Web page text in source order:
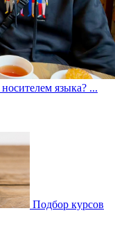
языка? ...
Подбор курсов